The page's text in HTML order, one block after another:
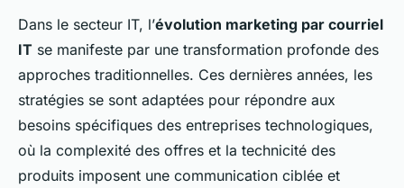
Dans le secteur IT, l’évolution marketing par courriel
IT se manifeste par une transformation profonde des
approches traditionnelles. Ces dernières années, les
stratégies se sont adaptées pour répondre aux
besoins spécifiques des entreprises technologiques,
où la complexité des offres et la technicité des
produits imposent une communication ciblée et